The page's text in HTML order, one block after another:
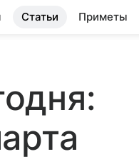
Статьи Приметы